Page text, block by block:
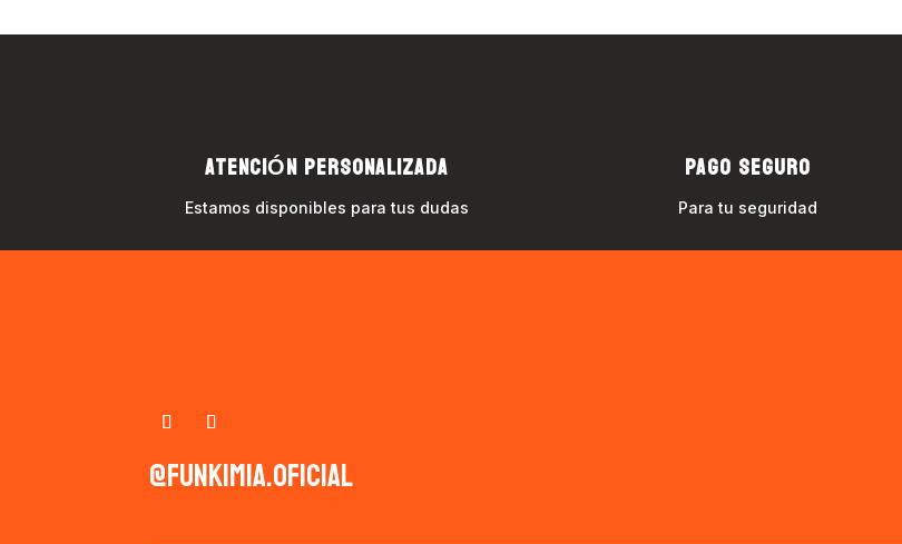
ATENCIÓN PERSONALIZADA
Estamos disponibles para tus dudas
PAGO SEGURO
Para tu seguridad
@funkimia.oficial